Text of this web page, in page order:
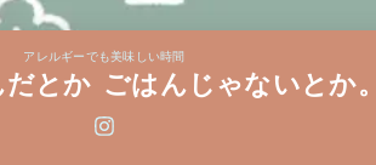
アレルギーでも美味しい時間
だとか ごはんじゃないとか